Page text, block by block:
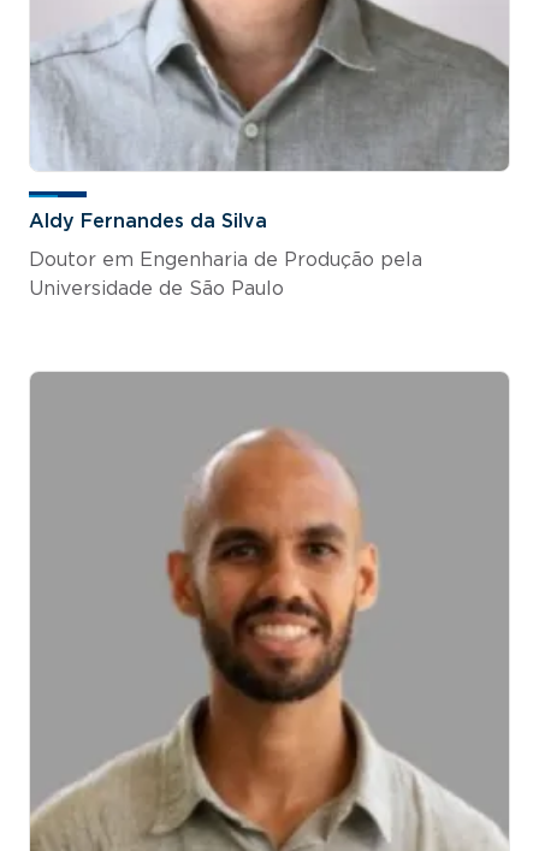
Aldy Fernandes da Silva
Doutor em Engenharia de Produção pela
Universidade de São Paulo